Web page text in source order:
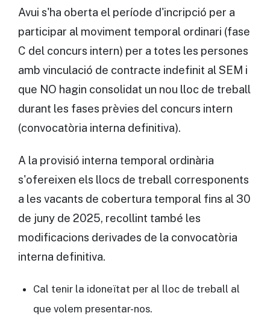
Avui s'ha oberta el període d'incripció per a
participar al moviment temporal ordinari (fase
C del concurs intern) per a totes les persones
amb vinculació de contracte indefinit al SEM i
que NO hagin consolidat un nou lloc de treball
durant les fases prèvies del concurs intern
(convocatòria interna definitiva).
A la provisió interna temporal ordinària
s'ofereixen els llocs de treball corresponents
a les vacants de cobertura temporal fins al 30
de juny de 2025, recollint també les
modificacions derivades de la convocatòria
interna definitiva.
Cal tenir la idoneïtat per al lloc de treball al
que volem presentar-nos.